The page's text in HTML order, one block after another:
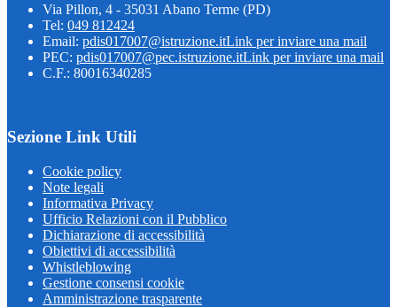
Via Pillon, 4 - 35031 Abano Terme (PD)
Tel: 049 812424
Email: pdis017007@istruzione.itLink per inviare una mail
PEC: pdis017007@pec.istruzione.itLink per inviare una mail
C.F.: 80016340285
Sezione Link Utili
Cookie policy
Note legali
Informativa Privacy
Ufficio Relazioni con il Pubblico
Dichiarazione di accessibilità
Obiettivi di accessibilità
Whistleblowing
Gestione consensi cookie
Amministrazione trasparente